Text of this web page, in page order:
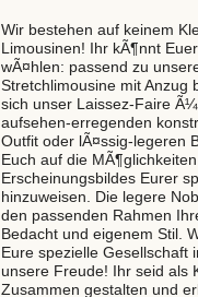
Wir bestehen auf keinem
Limousinen! Ihr kÃ¶nnt
wÃ¤hlen: passend zu
Stretchlimousine mit Anzug
sich unser Laissez-Faire
aufsehen-erregenden
Outfit oder lÃ¤ssig-legeren
Euch auf die
Erscheinungsbildes Eurer
hinzuweisen. Die legere
den passenden Rahmen
Bedacht und eigenem Stil.
Eure spezielle Gesellschaft
unsere Freude! Ihr seid als
Zusammen gestalten und